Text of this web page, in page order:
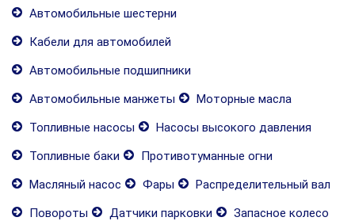
Автомобильные шестерни
Кабели для автомобилей
Автомобильные подшипники
Автомобильные манжеты
Моторные масла
Топливные насосы
Насосы высокого давления
Топливные баки
Противотуманные огни
Масляный насос
Фары
Распределительный вал
Повороты
Датчики парковки
Запасное колесо